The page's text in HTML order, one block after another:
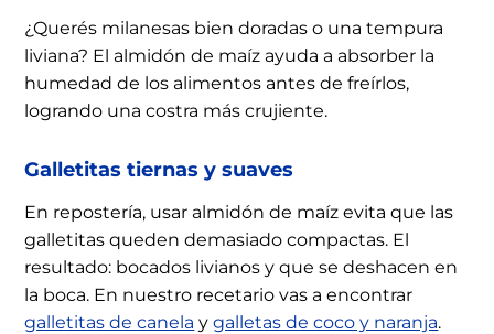
¿Querés milanesas bien doradas o una tempura
liviana? El almidón de maíz ayuda a absorber la
humedad de los alimentos antes de freírlos,
logrando una costra más crujiente.
Galletitas tiernas y suaves
En repostería, usar almidón de maíz evita que las
galletitas queden demasiado compactas. El
resultado: bocados livianos y que se deshacen en
la boca. En nuestro recetario vas a encontrar
galletitas de canela ygalletas de coco y naranja.